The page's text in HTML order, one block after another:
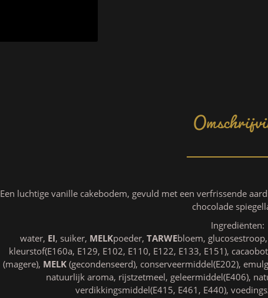
Een luchtige vanille cakebodem, gevuld met een verfrissende
chocolade
Ingrediënten:
water, EI, suiker, MELKpoeder, TARWEbloem, glucosestroop,
kleurstof(E160a, E129, E102, E110, E122, E133, E151),
(magere), MELK(gecondenseerd), conserveermiddel(E202),
natuurlijk aroma, rijstzetmeel, geleermiddel(E406),
verdikkingsmiddel(E415, E461, E440),